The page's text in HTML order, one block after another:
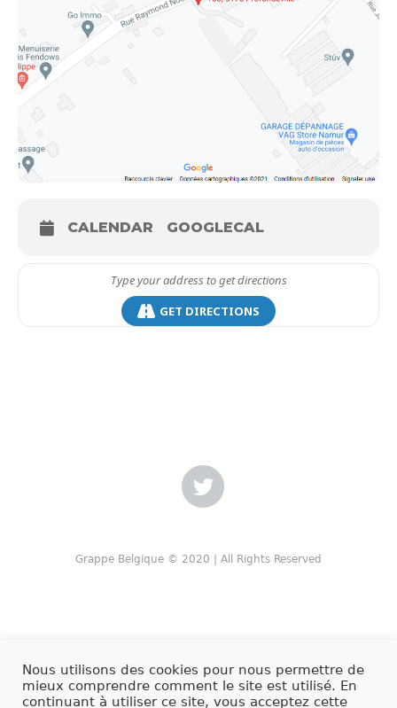
CALENDAR GOOGLECAL
GET DIRECTIONS
Grappe Belgique © 2020 | All Rights Reserved
Nous utilisons des cookies pour nous permettre de
mieux comprendre comment le site est utilisé. En
continuant à utiliser ce site, vous acceptez cette